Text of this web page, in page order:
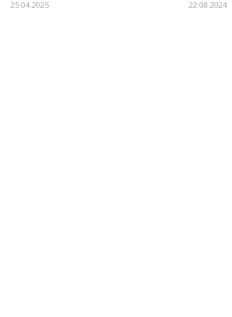
25.04.2025 22.08.2024